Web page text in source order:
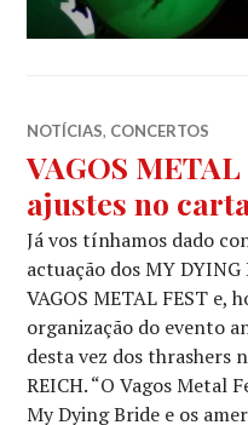
NOTÍCIAS, CONCERTOS
VAGOS
ajustes no
Já vos tínhamos dado
actuação dos MY
VAGOS METAL FEST e,
organização do evento
desta vez dos thrashers
REICH. “O Vagos Metal
My Dying Bride e os